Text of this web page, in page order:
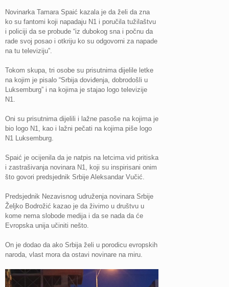
Novinarka Tamara Spaić kazala je da želi da zna
ko su fantomi koji napadaju N1 i poručila tužilaštvu
i policiji da se probude “iz dubokog sna i počnu da
rade svoj posao i otkriju ko su odgovorni za napade
na tu televiziju”.
Tokom skupa, tri osobe su prisutnima dijelile letke
na kojim je pisalo “Srbija doviđenja, dobrodošli u
Luksemburg” i na kojima je stajao logo televizije
N1.
Oni su prisutnima dijelili i lažne pasoše na kojima je
bio logo N1, kao i lažni pečati na kojima piše logo
N1 Luksemburg.
Spaić je ocijenila da je natpis na letcima vid pritiska
i zastrašivanja novinara N1, koji su inspirisani onim
što govori predsjednik Srbije Aleksandar Vučić.
Predsjednik Nezavisnog udruženja novinara Srbije
Željko Bodrožić kazao je da živimo u društvu u
kome nema slobode medija i da se nada da će
Evropska unija učiniti nešto.
On je dodao da ako Srbija želi u porodicu evropskih
naroda, vlast mora da ostavi novinare na miru.